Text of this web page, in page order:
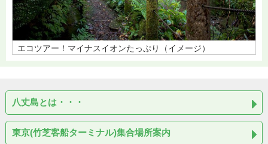
エコツアー！マイナスイオンたっぷり（イメージ）
八丈島とは・・・
東京(竹芝客船ターミナル)集合場所案内